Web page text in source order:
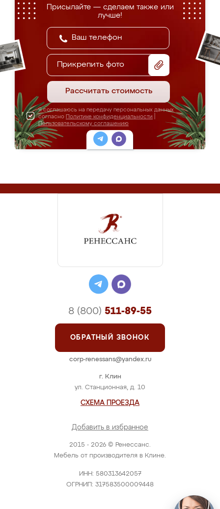
Присылайте — сделаем также или
лучше!
Прикрепить фото
Рассчитать стоимость
Я соглашаюсь на передачу персональных данных
согласно Политике конфиденциальности
Пользовательскому соглашению
2015 - 2026 © Ренессанс.
Мебель от производителя в Клине.
ИНН: 580313642057
ОГРНИП: 317583500009448
г. Клин
ул. Станционная, д. 10
СХЕМА ПРОЕЗДА
Добавить в избранное
8 (800) 511-89-55
ОБРАТНЫЙ ЗВОНОК
corp-renessans@yandex.ru